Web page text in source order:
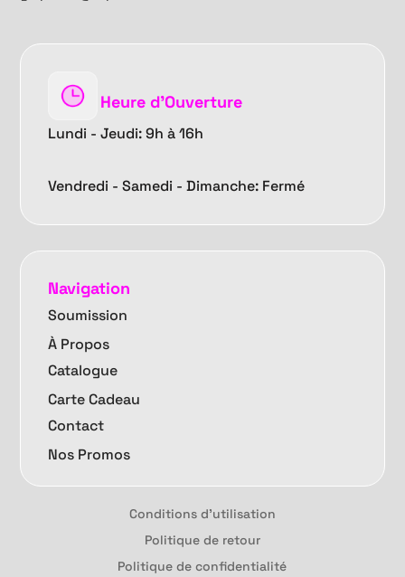
Heure d'Ouverture
Lundi - Jeudi: 9h à 16h
Vendredi -Samedi - Dimanche: Fermé
Navigation
Soumission
À Propos
Catalogue
Carte Cadeau
Contact
Nos Promos
Conditions d'utilisation
Politique de retour
Politique de confidentialité